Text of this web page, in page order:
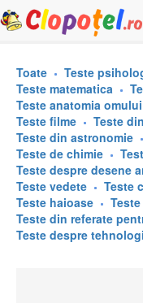
Toate Teste
Teste matematica
Teste anatomia omului
Teste filme
Teste
Teste din astronomie
Teste de chimie
Teste despre desene
Teste vedete
Teste
Teste haioase
Teste din referate
Teste despre